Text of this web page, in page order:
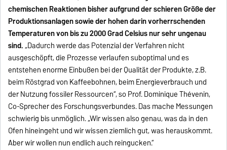
chemischen Reaktionen bisher aufgrund der schieren Größe der
Produktionsanlagen sowie der hohen darin vorherrschenden
Temperaturen von bis zu 2000 Grad Celsius nur sehr ungenau
sind.„Dadurch werde das Potenzial der Verfahren nicht
ausgeschöpft, die Prozesse verlaufen suboptimal und es
entstehen enorme Einbußen bei der Qualität der Produkte, z.B.
beim Röstgrad von Kaffeebohnen, beim Energieverbrauch und
der Nutzung fossiler Ressourcen“, so Prof. Dominique Thévenin,
Co-Sprecher des Forschungsverbundes. Das mache Messungen
schwierig bis unmöglich. „Wir wissen also genau, was da in den
Ofen hineingeht und wir wissen ziemlich gut, was herauskommt.
Aber wir wollen nun endlich auch reingucken.“